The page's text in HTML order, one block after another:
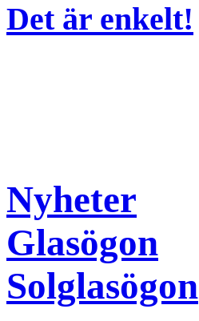
Det är enkelt!
Nyheter
Glasögon
Solglasögon